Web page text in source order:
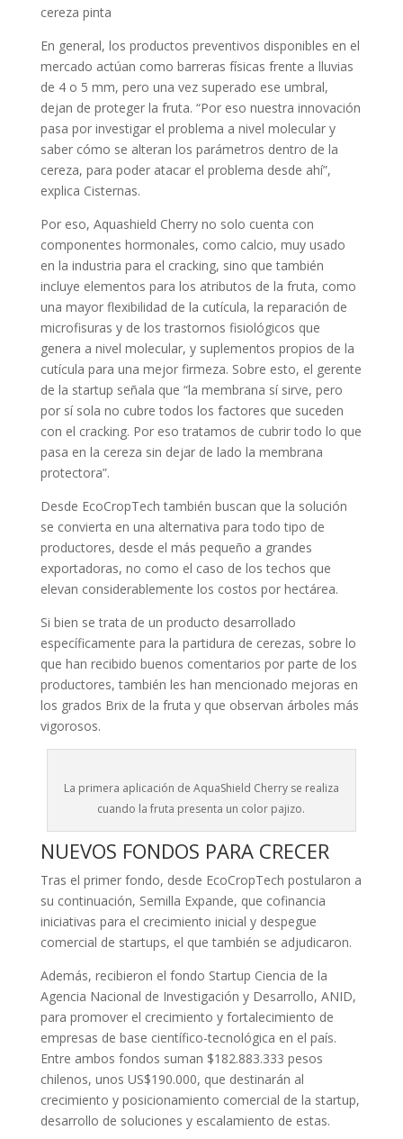
cereza pinta
En general, los productos preventivos disponibles en el
mercado actúan como barreras físicas frente a lluvias
de 4 o 5 mm, pero una vez superado ese umbral,
dejan de proteger la fruta. “Por eso nuestra innovación
pasa por investigar el problema a nivel molecular y
saber cómo se alteran los parámetros dentro de la
cereza, para poder atacar el problema desde ahí”,
explica Cisternas.
Por eso, Aquashield Cherry no solo cuenta con
componentes hormonales, como calcio, muy usado
en la industria para el cracking, sino que también
incluye elementos para los atributos de la fruta, como
una mayor flexibilidad de la cutícula, la reparación de
microfisuras y de los trastornos fisiológicos que
genera a nivel molecular, y suplementos propios de la
cutícula para una mejor firmeza. Sobre esto, el gerente
de la startup señala que “la membrana sí sirve, pero
por sí sola no cubre todos los factores que suceden
con el cracking. Por eso tratamos de cubrir todo lo que
pasa en la cereza sin dejar de lado la membrana
protectora”.
Desde EcoCropTech también buscan que la solución
se convierta en una alternativa para todo tipo de
productores, desde el más pequeño a grandes
exportadoras, no como el caso de los techos que
elevan considerablemente los costos por hectárea.
Si bien se trata de un producto desarrollado
específicamente para la partidura de cerezas, sobre lo
que han recibido buenos comentarios por parte de los
productores, también les han mencionado mejoras en
los grados Brix de la fruta y que observan árboles más
vigorosos.
La primera aplicación de AquaShield Cherry se realiza
cuando la fruta presenta un color pajizo.
NUEVOS FONDOS PARA CRECER
Tras el primer fondo, desde EcoCropTech postularon a
su continuación, Semilla Expande, que cofinancia
iniciativas para el crecimiento inicial y despegue
comercial de startups, el que también se adjudicaron.
Además, recibieron el fondo Startup Ciencia de la
Agencia Nacional de Investigación y Desarrollo, ANID,
para promover el crecimiento y fortalecimiento de
empresas de base científico-tecnológica en el país.
Entre ambos fondos suman $182.883.333 pesos
chilenos, unos US$190.000, que destinarán al
crecimiento y posicionamiento comercial de la startup,
desarrollo de soluciones y escalamiento de estas.